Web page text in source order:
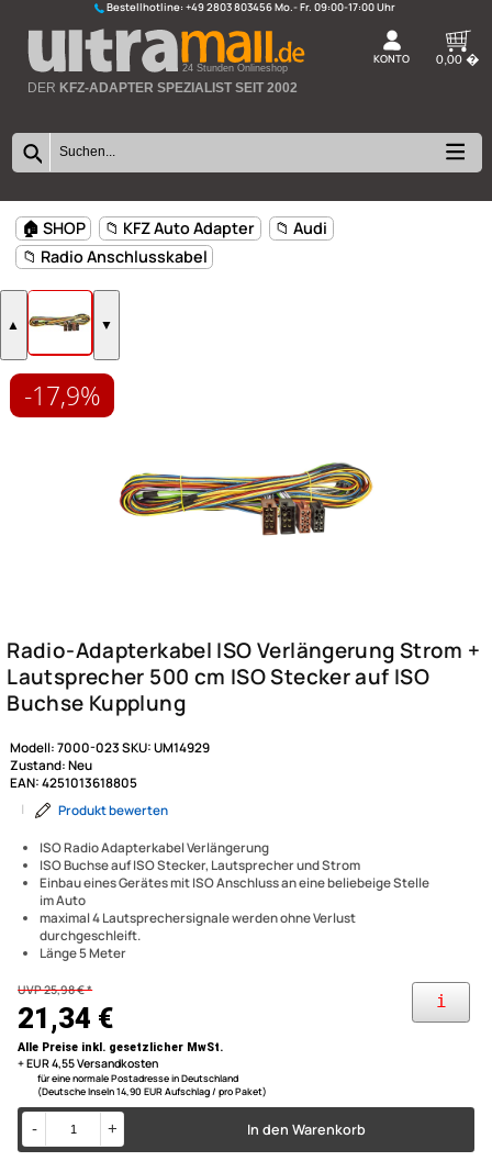
Bestellhotline:+49 2803 803456
24 Stunden Onlineshop
🏠 SHOP 📁 KFZ Auto Adapter
📁 Radio Anschlusskabel
▲ ▼
-17,9%
Radio-Adapterkabel ISO
Lautsprecher 500 cm ISO
Buchse Kupplung
ISO Radio Adapterkabel Verlängerung
ISO Buchse auf ISO Stecker, Lautsprecher und Strom
Einbau eines Gerätes mit ISO Anschluss an eine beliebeige Stelle
im Auto
maximal 4 Lautsprechersignale werden ohne Verlust
durchgeschleift.
Länge 5 Meter
Zustand:Neu
EAN:4251013618805
Produkt bewerten